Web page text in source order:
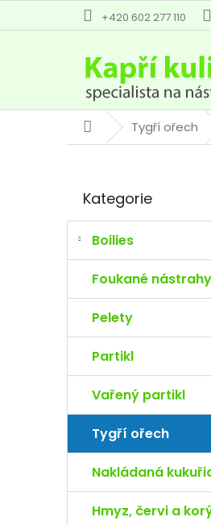
+420 602 277 110
DomůTygří ořech
r
n
í
l
kategorie
Kategorie
Boilies
Foukané nástrahy
Pelety
Partikl
Vařený partikl
Tygří ořech
Nakládaná
Hmyz, červi a